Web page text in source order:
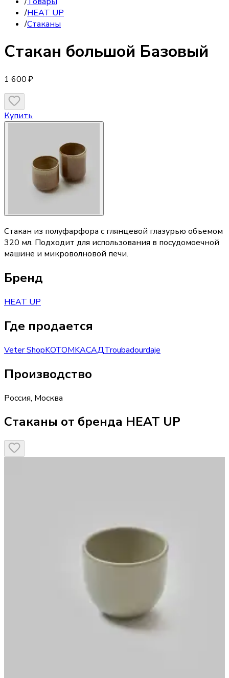
/HEAT UP
/Стаканы
Стакан большой Базовый
1 600 ₽
Купить
Стакан из полуфарфора с глянцевой глазурью объемом
320 мл. Подходит для использования в посудомоечной
машине и микроволновой печи.
Бренд
HEAT UP
Где продается
Veter ShopKOTOMKAСАДTroubadourdaje
Производство
Россия, Москва
Стаканы от бренда HEAT UP